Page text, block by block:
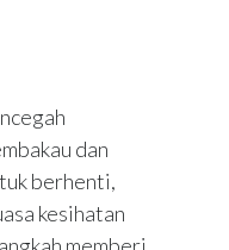
dan
berhenti,
kesihatan